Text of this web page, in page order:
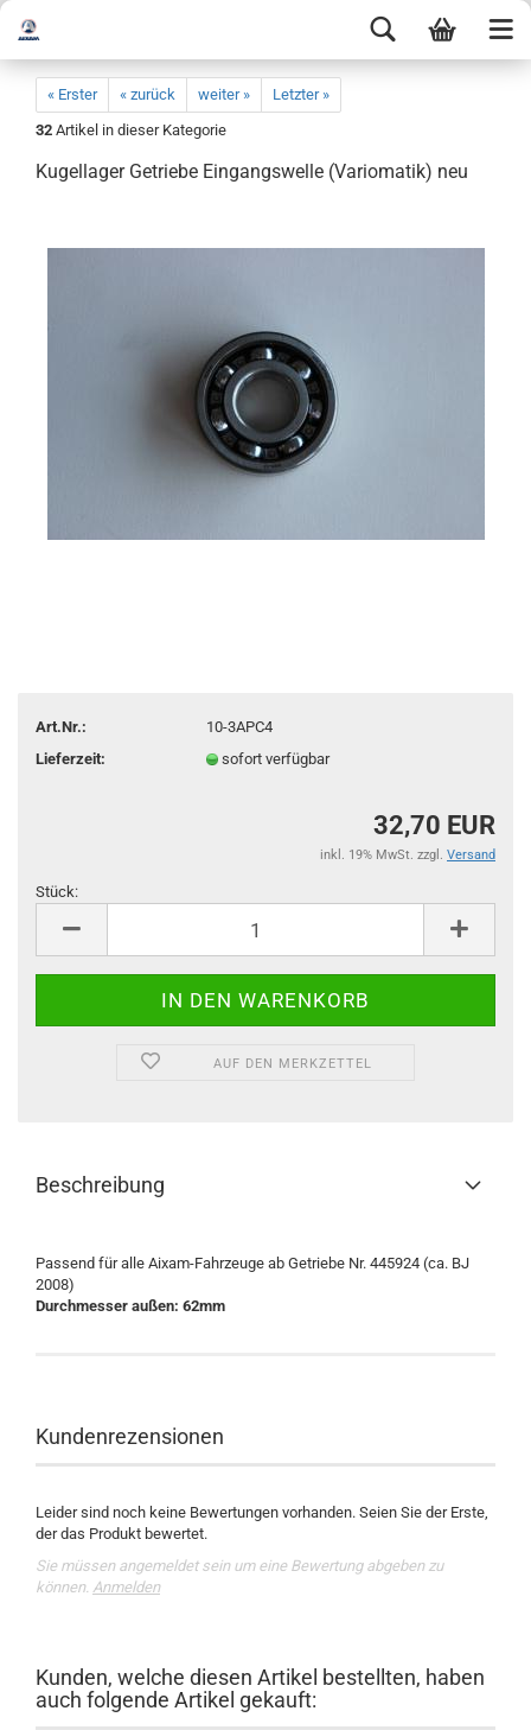
« Erster « zurück weiter »
Letzter »
32 Artikel in dieser Kategorie
Kugellager Getriebe Eingangswelle (Variomatik) neu
Art.Nr.:
10-3APC4
Lieferzeit:
sofort verfügbar
32,70 EUR
inkl. 19% MwSt. zzgl. Versand
Stück:
AUF DEN MERKZETTEL
Beschreibung
Passend für alle Aixam-Fahrzeuge ab Getriebe Nr. 445924 (ca. BJ
2008)
Durchmesser außen: 62mm
Kundenrezensionen
Leider sind noch keine Bewertungen vorhanden. Seien Sie der Erste,
der das Produkt bewertet.
Sie müssen angemeldet sein um eine Bewertung abgeben zu
können. Anmelden
Kunden, welche diesen Artikel bestellten, haben
auch folgende Artikel gekauft: